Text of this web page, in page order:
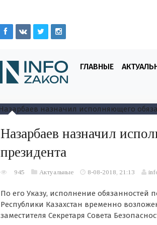
ГЛАВНЫЕ
Назарбаев назначил
президента
945 Актуальные 8-08-2018, 21:13
По его Указу, исполнение обязанностей
Республики Казахстан временно
заместителя Секретаря Совета